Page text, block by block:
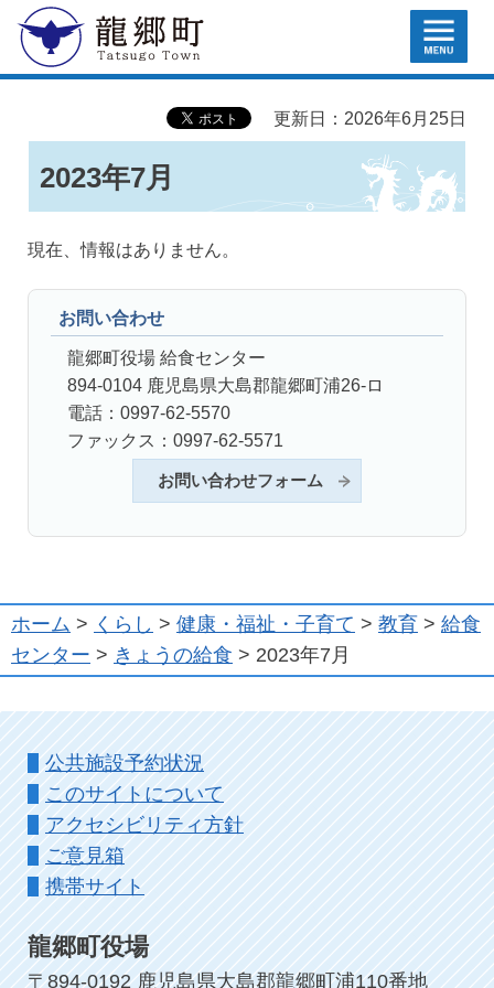
龍郷町 MENU
更新日：2026年6月25日
2023年7月
現在、情報はありません。
お問い合わせ
龍郷町役場 給食センター
894-0104 鹿児島県大島郡龍郷町浦26-ロ
電話：0997-62-5570
ファックス：0997-62-5571
お問い合わせフォーム
ホーム > くらし > 健康・福祉・子育て > 教育 > 給食
センター > きょうの給食 > 2023年7月
公共施設予約状況
このサイトについて
アクセシビリティ方針
ご意見箱
携帯サイト
龍郷町役場
〒894-0192 鹿児島県大島郡龍郷町浦110番地